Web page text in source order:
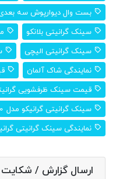
بست وال دیوارپوش سه بعدی
سینک گرانیتی بلانکو
سینک گرانیتی الیچی
نمایندگی شاک آلمان
قیمت سینک ظرفشویی
سینک گرانیتی گرانیکو مدل g820
نمایندگی سینک گرانیتی گرانیکو
ارسال گزارش / شکایت